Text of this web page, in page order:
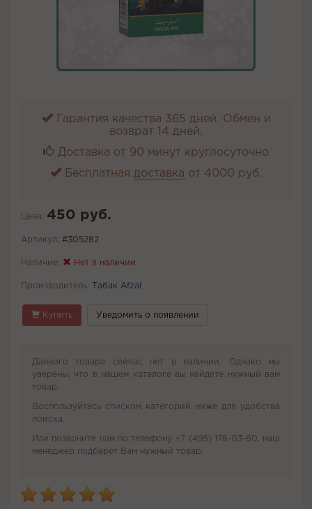
Гарантия качества 365 дней. Обмен и
возврат 14 дней.
Доставка от 90 минут круглосуточно
Бесплатная доставка от 4000 руб.
Цена: 450 руб.
Артикул: #305282
Наличие: Нет в наличии
Производитель: Табак Afzal
Купить Уведомить о появлении
Данного товара сейчас нет в наличии. Однако мы
уверены, что в нашем каталоге вы найдете нужный вам
товар.
Воспользуйтесь списком категорий ниже для удобства
поиска.
Или позвоните нам по телефону +7 (495) 178-03-60, наш
менеджер подберет Вам нужный товар.